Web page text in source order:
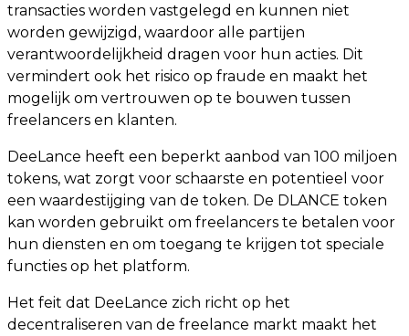
transacties worden vastgelegd en kunnen niet
worden gewijzigd, waardoor alle partijen
verantwoordelijkheid dragen voor hun acties. Dit
vermindert ook het risico op fraude en maakt het
mogelijk om vertrouwen op te bouwen tussen
freelancers en klanten.
DeeLance heeft een beperkt aanbod van 100 miljoen
tokens, wat zorgt voor schaarste en potentieel voor
een waardestijging van de token. De DLANCE token
kan worden gebruikt om freelancers te betalen voor
hun diensten en om toegang te krijgen tot speciale
functies op het platform.
Het feit dat DeeLance zich richt op het
decentraliseren van de freelance markt maakt het